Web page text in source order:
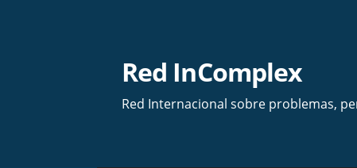
Red InComplex
Red Internacional sobre problemas,